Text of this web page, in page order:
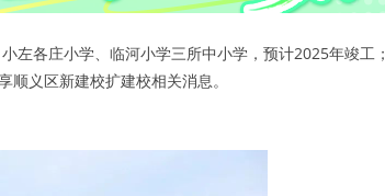
左各庄小学、临河小学三所中小学，预计2025年竣工；
义区新建校扩建校相关消息。